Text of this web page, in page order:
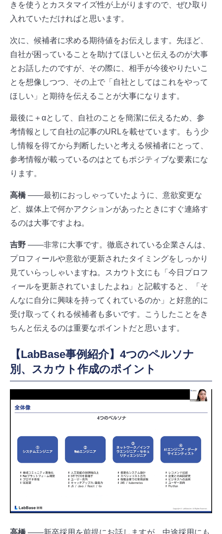
きを使うとカスタマイズ性が上がりますので、ぜひ取り
入れていただければと思います。
次に、候補者に求める期待値をお伝えします。先ほど、
自社が困っていることを助けてほしいと伝えるのが大事
とお話したのですが、その際に、相手が今後やりたいこ
とを想像しつつ、その上で「自社としてはこれをやって
ほしい」と期待を伝えることが大事になります。
最後に＋αとして、自社のことを簡潔に伝えるため、参
考情報として自社の記事のURLを載せています。もう少
し情報を得てから判断したいと考える候補者にとって、
参考情報が載っているのはとてもポジティブな要素にな
ります。
高橋――最初におっしゃっていたように、意欲変更な
ど、媒体上で何かアクションがあったときにすぐ連絡す
るのは大事ですよね。
吉野 ――非常に大事です。徹底されている企業さんは、
プロフィールや意欲が更新されたタイミングをしっかり
見ていらっしゃいますね。スカウト文にも「今日プロフ
ィールを更新されていましたよね」と記載すると、「そ
んなに自分に興味を持ってくれているのか」と好意的に
受け取ってくれる候補者も多いです。こうしたことをき
ちんと伝えるのは重要なポイントだと思います。
【LabBase事例紹介】4つのペルソナ
別、スカウト作成のポイント
高橋――新卒採用を前提にお話しますが、中途採用にも